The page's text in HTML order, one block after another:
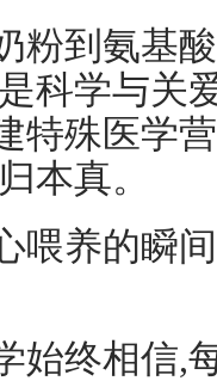
到氨基酸
科学与关
殊医学
本真。
养的瞬间
终相信,